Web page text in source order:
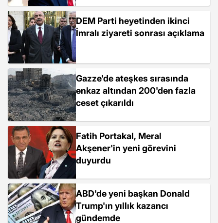
DEM Parti heyetinden ikinci
İmralı ziyareti sonrası açıklama
Gazze'de ateşkes sırasında
enkaz altından 200'den fazla
ceset çıkarıldı
Fatih Portakal, Meral
Akşener'in yeni görevini
duyurdu
ABD'de yeni başkan Donald
Trump'ın yıllık kazancı
gündemde